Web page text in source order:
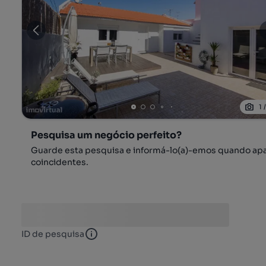
1
Pesquisa um negócio perfeito?
Guarde esta pesquisa e informá-lo(a)-emos quando
coincidentes.
ID de pesquisa ID de pesquisa